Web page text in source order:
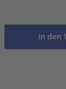
in den